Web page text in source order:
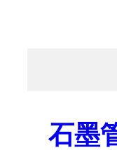
石墨